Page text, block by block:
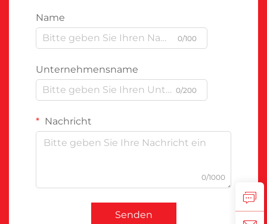
Name
0/100
Unternehmensname
0/200
Nachricht
0/1000
Senden